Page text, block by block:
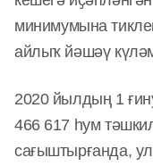
минимумына
айлыҡ йәшәү
2020 йылдың 1
466 617 һум
сағыштырғанда,